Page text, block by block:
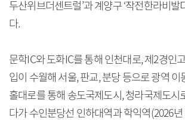
두산위브더센트럴’과 계양구 ‘작전한라비발
다.
문학IC와 도화IC를 통해 인천대로, 제2경인
입이 수월해 서울, 판교, 분당 등으로 광역
홀대로를 통해 송도국제도시, 청라국제도시
다가 수인분당선 인하대역과 학익역(2026